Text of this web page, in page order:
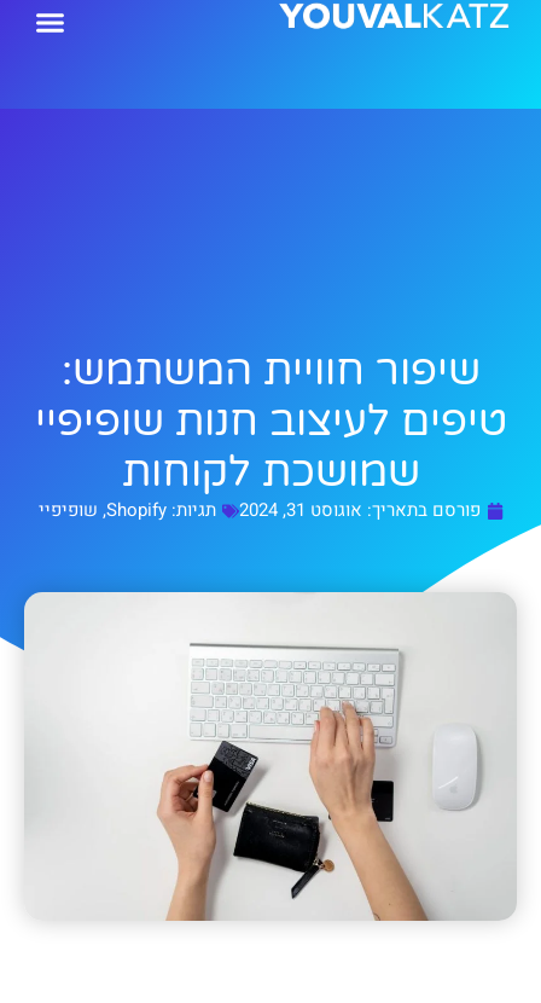
דילוג
שיפור חוויית המשתמש:
טיפים לעיצוב חנות שופיפיי
שמושכת לקוחות
פורסם בתאריך: אוגוסט 31, 2024 תגיות: Shopify
, שופיפיי